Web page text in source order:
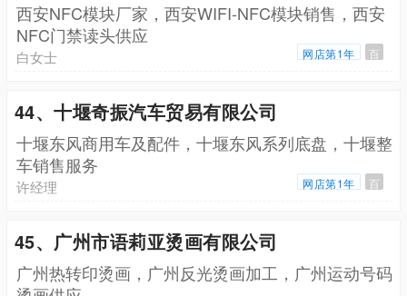
西安NFC模块厂家，西安WIFI-NFC模块销售，西安
NFC门禁读头供应
白女士 网店第1年 百
44、十堰奇振汽车贸易有限公司
十堰东风商用车及配件，十堰东风系列底盘，十堰整
车销售服务
许经理 网店第1年 百
45、广州市语莉亚烫画有限公司
广州热转印烫画，广州反光烫画加工，广州运动号码